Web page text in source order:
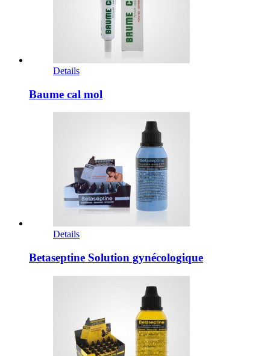
Details
Baume cal mol
Details
Betaseptine Solution gynécologique